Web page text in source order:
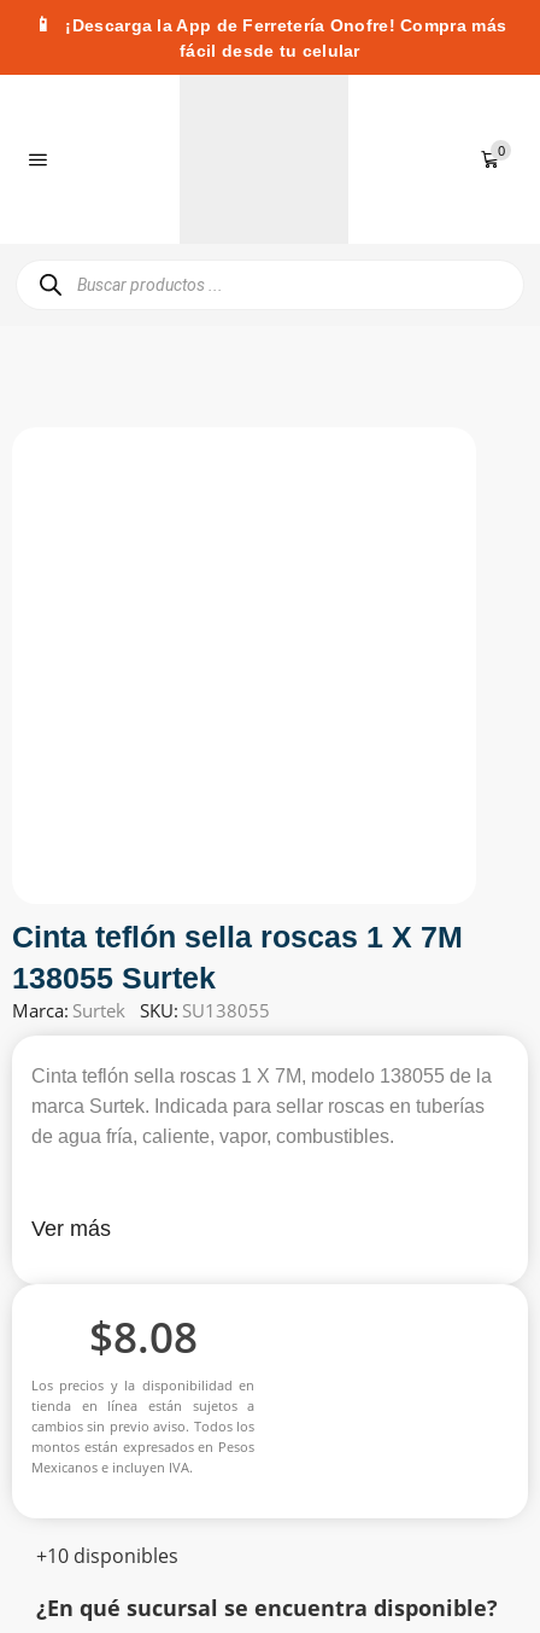
📱
¡Descarga la App de Ferretería Onofre! Compra más
fácil desde tu celular
0
Cinta teflón sella roscas 1 X 7M
138055 Surtek
Marca: Surtek SKU: SU138055
Cinta teflón sella roscas 1 X 7M, modelo 138055 de la
marca Surtek. Indicada para sellar roscas en tuberías
de agua fría, caliente, vapor, combustibles.
Ver más
$8.08
Los precios y la disponibilidad en
tienda en línea están sujetos a
cambios sin previo aviso. Todos los
montos están expresados en Pesos
Mexicanos e incluyen IVA.
+10 disponibles
¿En qué sucursal se encuentra disponible?